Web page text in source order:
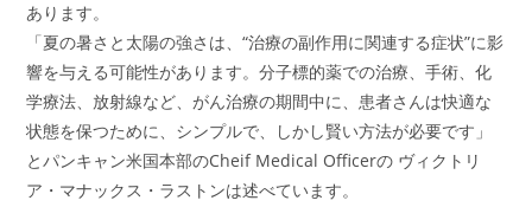
あります。
「夏の暑さと太陽の強さは、“治療の副作用に関連する症状”に影
響を与える可能性があります。分子標的薬での治療、手術、化
学療法、放射線など、がん治療の期間中に、患者さんは快適な
状態を保つために、シンプルで、しかし賢い方法が必要です」
とパンキャン米国本部のCheif Medical Officerの ヴィクトリ
ア・マナックス・ラストンは述べています。